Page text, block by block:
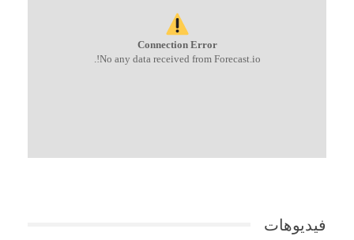
Connection Error
No any data received from Forecast.io!.
فيديوهات